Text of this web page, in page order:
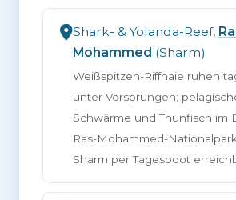
Shark- & Yolanda-Reef,
Mohammed (Sharm)
Weißspitzen-Riffhaie ruhen
unter Vorsprüngen;
Schwärme und Thunfisch im
Ras-Mohammed-
Sharm per Tagesboot